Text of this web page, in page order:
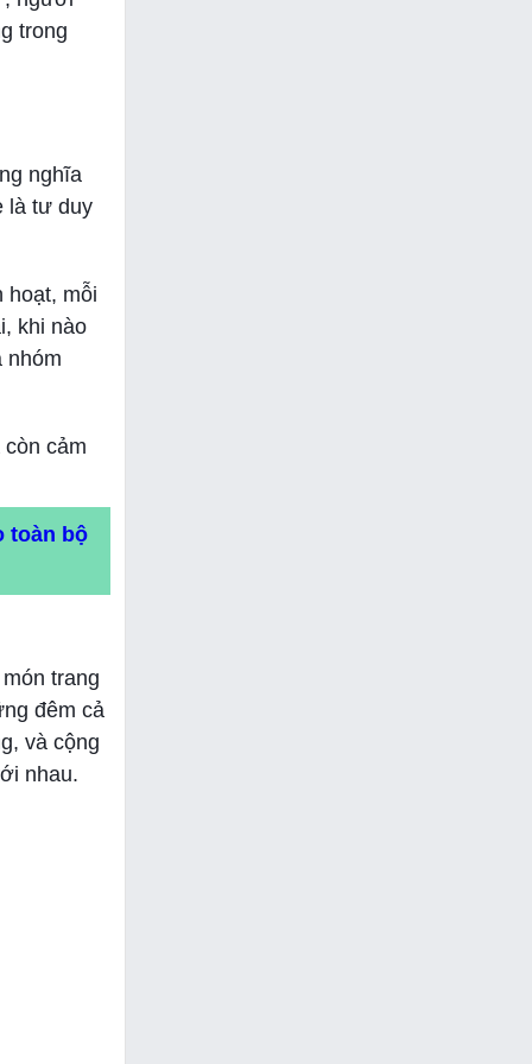
trong
nghĩa
là tư duy
hoạt, mỗi
khi nào
nhóm
cảm
toàn bộ
trang
đêm cả
và cộng
nhau.